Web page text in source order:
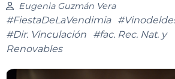
Eugenia Guzmán Vera
#FiestaDeLaVendimia
#Dir. Vinculación
#fac. Rec. Nat. y
Renovables